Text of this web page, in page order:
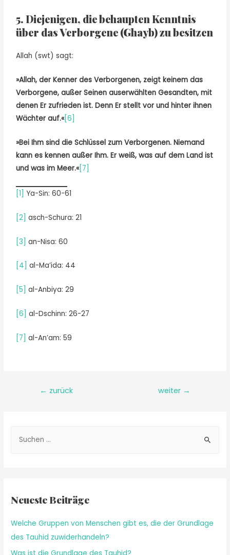
5. Diejenigen, die behaupten Kenntnis
über das Verborgene (Ghayb) zu besitzen
Allah (swt) sagt:
»Allah, der Kenner des Verborgenen, zeigt keinem das
Verborgene, außer Seinen auserwählten Gesandten, mit
denen Er zufrieden ist. Denn Er stellt vor und hinter ihnen
Wächter auf.«[6]
»Bei Ihm sind die Schlüssel zum Verborgenen. Niemand
kann es kennen außer Ihm. Er weiß, was auf dem Land ist
und was im Meer.«[7]
[1] Ya-Sin: 60-61
[2] asch-Schura: 21
[3] an-Nisa: 60
[4] al-Ma’ida: 44
[5] al-Anbiya: 29
[6] al-Dschinn: 26-27
[7] al-An’am: 59
← zurück weiter →
Neueste Beiträge
Welche Gruppen von Menschen gibt es, die der Grundlage
des Tauhid zuwiderhandeln?
Was ist die Grundlage des Tauhid?